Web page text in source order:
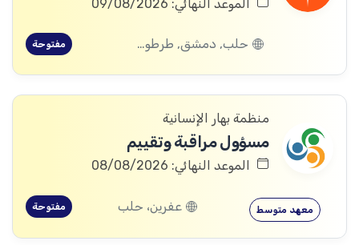
الموعد النهائي: 09/08/2026
حلب, دمشق, طرطوس, ريف دمشق, ديرالزور, درعا, السويداء, إدلب, القنيطرة, اللاذقية, الرقة, حمص, الحسكة, حماة مفتوحة
منظمة بهار الإنسانية
مسؤول مراقبة وتقييم
الموعد النهائي: 08/08/2026
معهد متوسط عفرين، حلب مفتوحة